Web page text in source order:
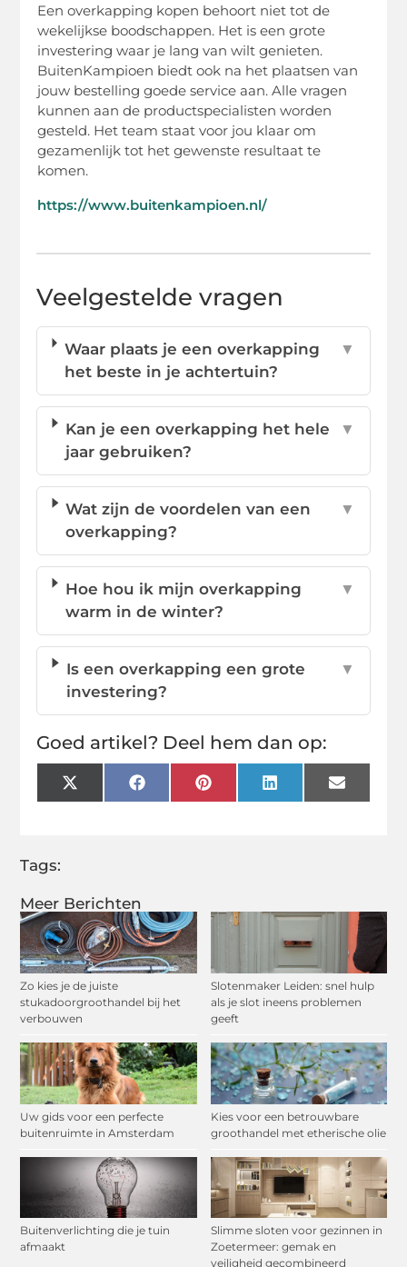
Meer Berichten
Zo kies je de juiste
stukadoorgroothandel bij het
verbouwen
Slotenmaker Leiden: snel hulp
als je slot ineens problemen
geeft
Uw gids voor een perfecte
buitenruimte in Amsterdam
Kies voor een betrouwbare
groothandel met etherische olie
Buitenverlichting die je tuin
afmaakt
Slimme sloten voor gezinnen in
Zoetermeer: gemak en
veiligheid gecombineerd
Een overkapping kopen behoort niet tot de
wekelijkse boodschappen. Het is een grote
investering waar je lang van wilt genieten.
BuitenKampioen biedt ook na het plaatsen van
jouw bestelling goede service aan. Alle vragen
kunnen aan de productspecialisten worden
gesteld. Het team staat voor jou klaar om
gezamenlijk tot het gewenste resultaat te
komen.
https://www.buitenkampioen.nl/
Veelgestelde vragen
Waar plaats je een overkapping
het beste in je achtertuin?
▼
Kan je een overkapping het hele
jaar gebruiken?
▼
Wat zijn de voordelen van een
overkapping?
▼
Hoe hou ik mijn overkapping
warm in de winter?
▼
Is een overkapping een grote
investering?
▼
Goed artikel? Deel hem dan op:
X
(Twitter)
FacebookPinterestLinkedInEmail
Tags: